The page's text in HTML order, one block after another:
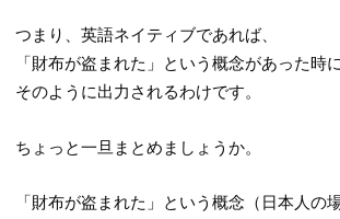
つまり、英語ネイティブであれば、
「財布が盗まれた」という概念があった時に
そのように出力されるわけです。
ちょっと一旦まとめましょうか。
「財布が盗まれた」という概念（日本人の場